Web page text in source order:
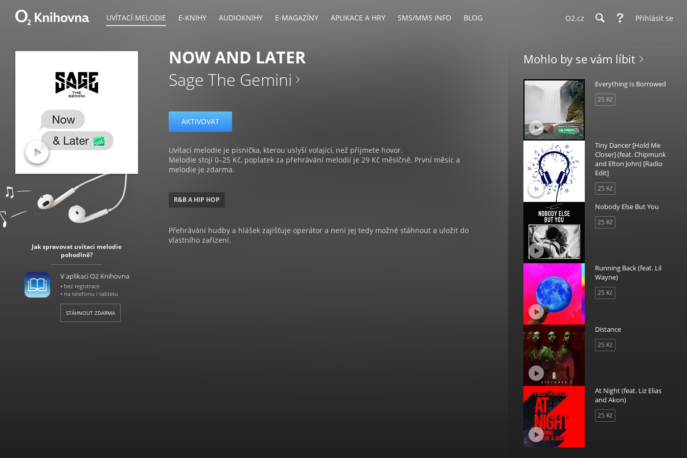
UVÍTACÍ MELODIE E-KNIHY AUDIOKNIHY E-MAGAZÍNY APLIKACE A HRY SMS/MMS INFO BLOG O2.cz Přihlásit se
Jak spravovat uvítaci melodie
pohodlně?
V aplikaci O2 Knihovna
• bez registrace
• na telefonu i tabletu
STÁHNOUT ZDARMA
NOW AND LATER
Sage The Gemini
AKTIVOVAT
Uvítací melodie je písnička, kterou uslyší volající, než přijmete hovor.
Melodie stojí 0–25 Kč, poplatek za přehrávání melodií je 29 Kč měsíčně. První měsíc a
melodie je zdarma.
R&B A HIP HOP
Přehrávání hudby a hlášek zajišťuje operátor a není jej tedy možné stáhnout a uložit do
vlastního zařízení.
Mohlo by se vám líbit
Everything Is Borrowed
25 Kč
Tiny Dancer [Hold Me
Closer] (feat. Chipmunk
and Elton John) [Radio
Edit]
25 Kč
Nobody Else But You
25 Kč
Running Back (feat. Lil
Wayne)
25 Kč
Distance
25 Kč
At Night (feat. Liz Elias
and Akon)
25 Kč